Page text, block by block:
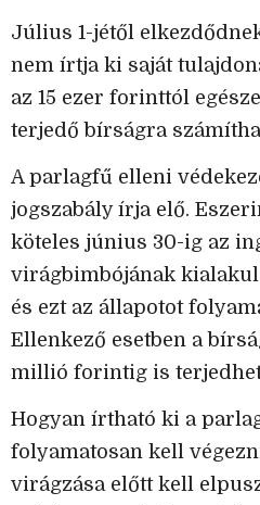
Július 1-jétől
nem írtja ki saját
az 15 ezer forinttól
terjedő bírságra
A parlagfű elleni
jogszabály írja elő.
köteles június 30-ig az
virágbimbójának
és ezt az állapotot
Ellenkező esetben a
millió forintig is
Hogyan írtható ki a
folyamatosan kell
virágzása előtt kell